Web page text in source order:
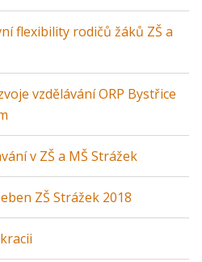
flexibility rodičů žáků ZŠ a
vzdělávání ORP Bystřice
v ZŠ a MŠ Strážek
ZŠ Strážek 2018